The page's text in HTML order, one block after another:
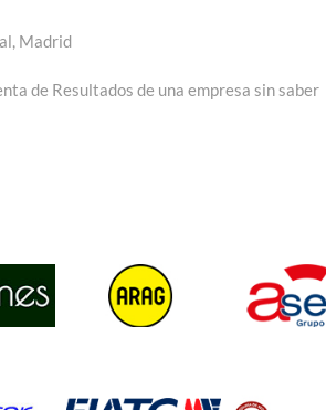
Madrid
de Resultados de una empresa sin saber